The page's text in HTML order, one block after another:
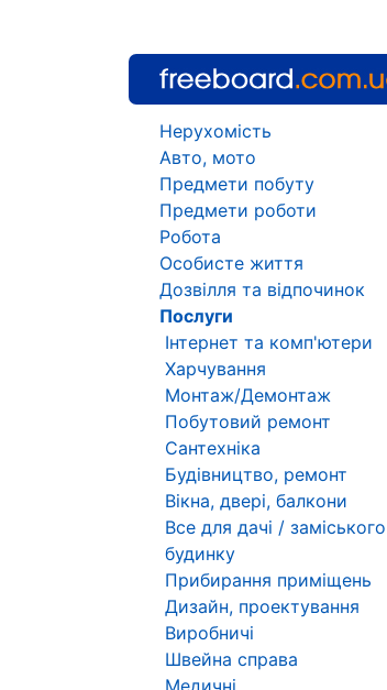
Нерухомість
Авто, мото
Предмети побуту
Предмети роботи
Робота
Особисте життя
Дозвілля та відпочинок
Послуги
Інтернет та комп'ютери
Харчування
Монтаж/Демонтаж
Побутовий ремонт
Сантехніка
Будівництво, ремонт
Вікна, двері, балкони
Все для дачі / заміського
будинку
Прибирання приміщень
Дизайн, проектування
Виробничі
Швейна справа
Медичні